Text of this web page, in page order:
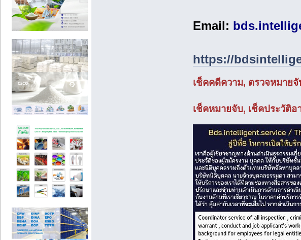
Email:
https://
เช็คคดีความ, ตรวจหมาย
เช็คหมายจับ, เช็คประวัติ